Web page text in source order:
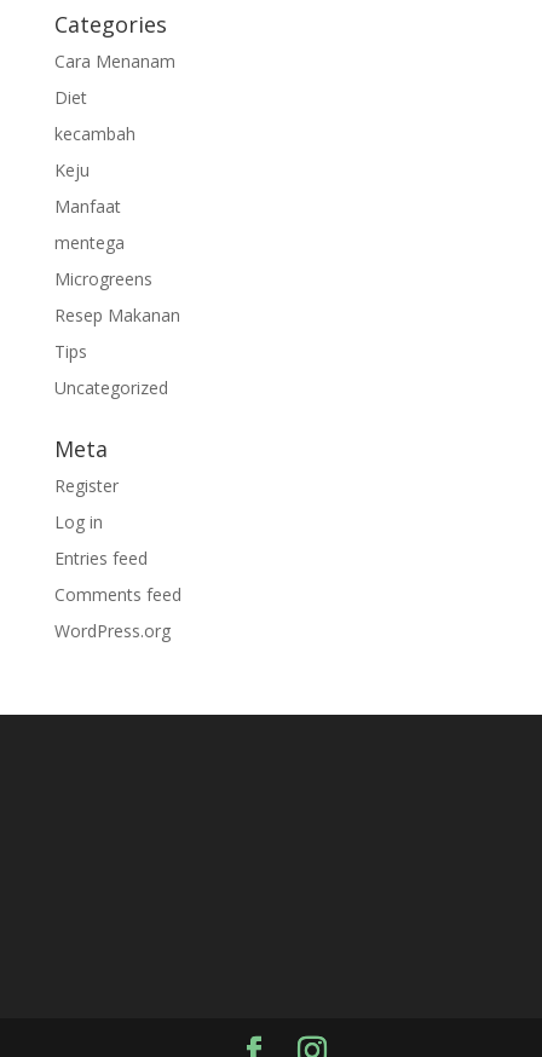
Categories
Cara Menanam
Diet
kecambah
Keju
Manfaat
mentega
Microgreens
Resep Makanan
Tips
Uncategorized
Meta
Register
Log in
Entries feed
Comments feed
WordPress.org